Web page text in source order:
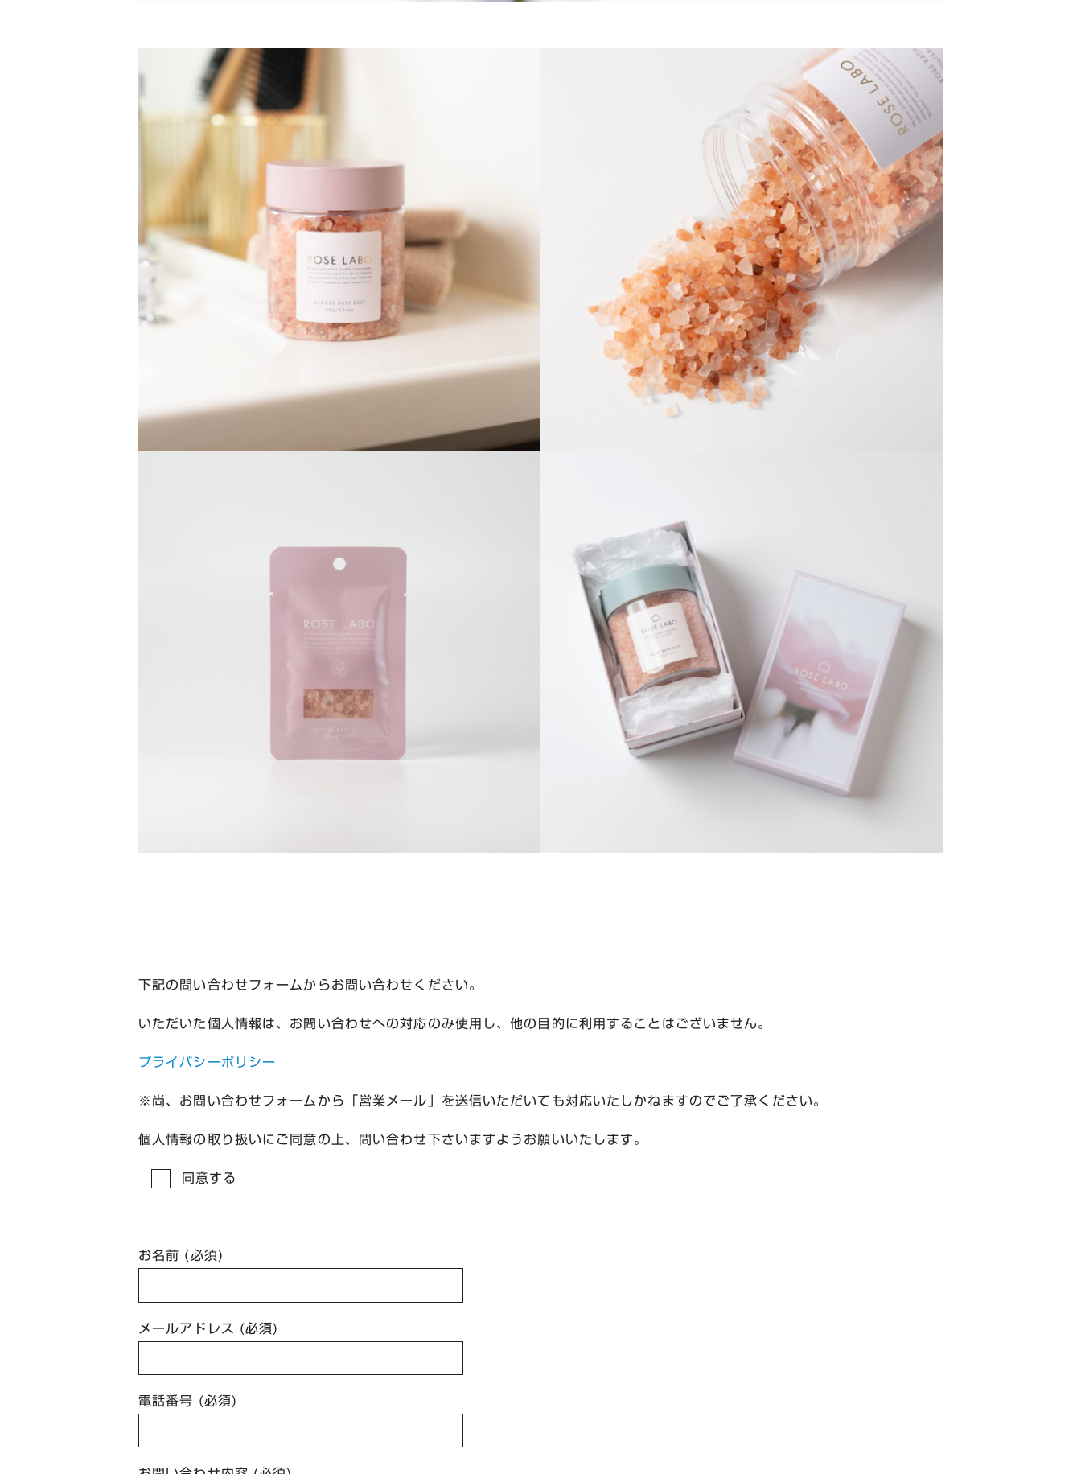
下記の問い合わせフォームからお問い合わせください。
いただいた個人情報は、お問い合わせへの対応のみ使用し、他の目的に利用することはございません。
プライバシーポリシー
※尚、お問い合わせフォームから「営業メール」を送信いただいても対応いたしかねますのでご了承ください。
個人情報の取り扱いにご同意の上、問い合わせ下さいますようお願いいたします。
同意する
お名前 (必須)
メールアドレス (必須)
電話番号 (必須)